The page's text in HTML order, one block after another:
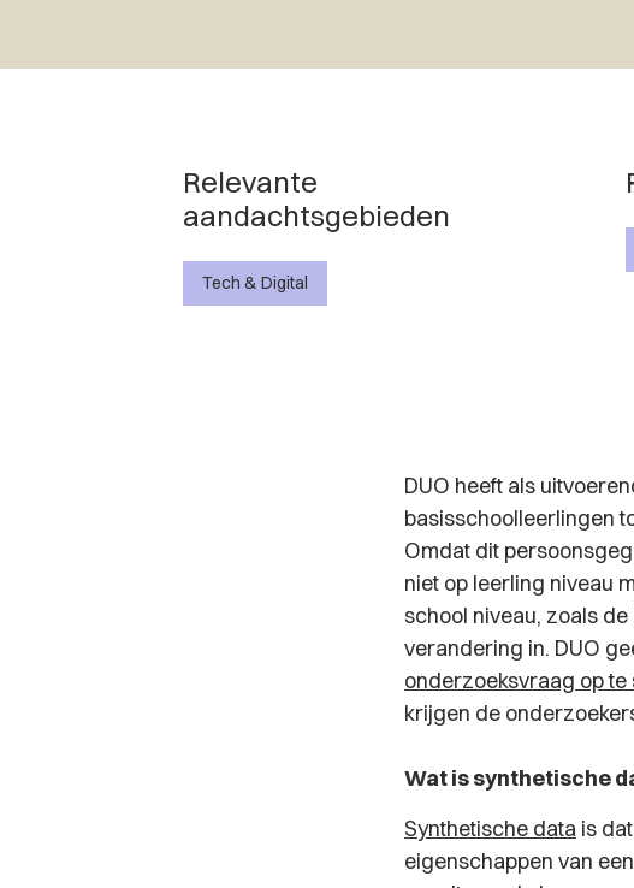
Relevante
aandachtsgebieden
Tech & Digital
DUO heeft als
basisschoolleerlingen
Omdat dit
niet op leerling niveau
school niveau, zoals
verandering in. DUO
onderzoeksvraag op te
krijgen de
Wat is synthetische
Synthetische data is
eigenschappen van